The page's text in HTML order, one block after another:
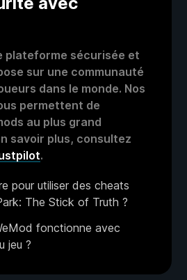
plateforme sécurisée et
sur une communauté
dans le monde. Nos
permettent de
au plus grand
savoir plus, consultez
.
pour utiliser des cheats
The Stick of Truth ?
fonctionne avec
jeu ?